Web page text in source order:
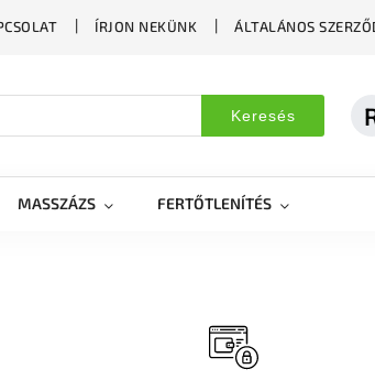
ÍRJON NEKÜNK ÁLTALÁNOS
Keresés
MASSZÁZS FERTŐTLENÍTÉS